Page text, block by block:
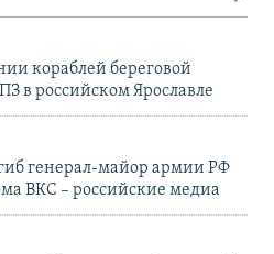
кораблей береговой
в российском Ярославле
генерал-майор армии РФ
ВКС – российские медиа